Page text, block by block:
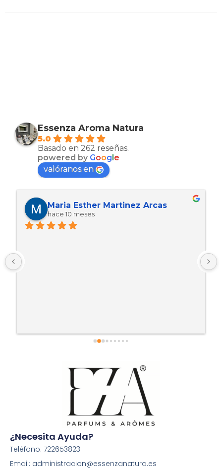
Essenza Aroma Natura
5.0
Basado en 262 reseñas.
powered by Goog e
valóranos en
Maria Esther Martinez Arcas
hace 10 meses
¿Necesita Ayuda?
Teléfono: 722653823
Email: administracion@essenzanatura.es